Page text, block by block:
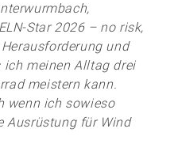
Star 2026 – no risk,
und
ich meinen Alltag drei
meistern kann.
wenn ich sowieso
Ausrüstung für Wind